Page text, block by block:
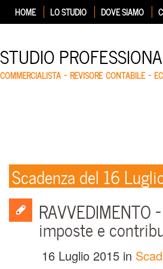
HOME LO STUDIO DOVE SIAMO
STUDIO
COMMERCIALISTA – REVISORE CONTABILE –
Scadenza del 16
RAVVEDIMENTO
imposte e
16 Luglio 2015 in